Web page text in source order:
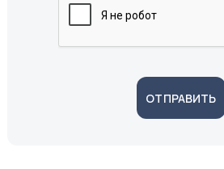
ОТПРАВИТЬ